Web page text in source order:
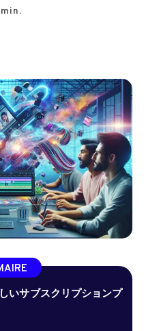
min.
いサブスクリプションプ